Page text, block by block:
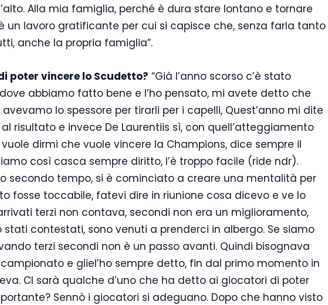
Alla mia famiglia, perché è dura stare lontano e tornare
un lavoro gratificante per cui si capisce che, senza farla tanto
anche la propria famiglia”.
poter vincere lo Scudetto? “Già l’anno scorso c’è stato
abbiamo fatto bene e l’ho pensato, mi avete detto che
lo spessore per tirarli per i capelli, Quest’anno mi dite
risultato e invece De Laurentiis sì, con quell’atteggiamento
dirmi che vuole vincere la Champions, dice sempre il
così casca sempre diritto, l’è troppo facile (ride ndr).
secondo tempo, si è cominciato a creare una mentalità per
fosse toccabile, fatevi dire in riunione cosa dicevo e ve lo
terzi non contava, secondi non era un miglioramento,
stati contestati, sono venuti a prenderci in albergo. Se siamo
terzi secondi non è un passo avanti. Quindi bisognava
e gliel’ho sempre detto, fin dal primo momento in
CI sarà qualche d’uno che ha detto ai giocatori di poter
Sennò i giocatori si adeguano. Dopo che hanno visto